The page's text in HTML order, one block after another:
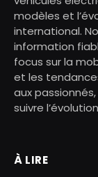
modèles et
international.
information
focus sur la
et les
aux
suivre
À LIRE